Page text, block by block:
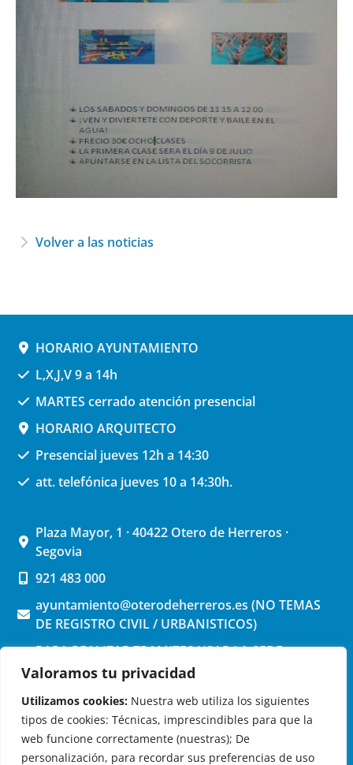
Valoramos tu privacidad
Utilizamos cookies: Nuestra web utiliza los siguientes
tipos de cookies: Técnicas, imprescindibles para que la
web funcione correctamente (nuestras); De
personalización, para recordar sus preferencias de uso
Volver a las noticias
HORARIO AYUNTAMIENTO
L,X,J,V 9 a 14h
MARTES cerrado atención presencial
HORARIO ARQUITECTO
Presencial jueves 12h a 14:30
att. telefónica jueves 10 a 14:30h.
Plaza Mayor, 1 · 40422 Otero de Herreros ·
Segovia
921 483 000
ayuntamiento@oterodeherreros.es (NO TEMAS
DE REGISTRO CIVIL / URBANISTICOS)
PARA REALIZAR TRAMITES USAR LA SEDE
ELECTRONICA (pinchar aquí)